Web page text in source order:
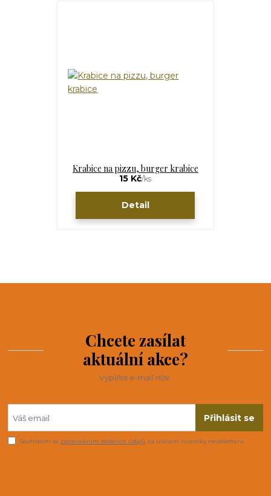
Krabice na pizzu, burger krabice
15 Kč/ks
Detail
Chcete zasílat
aktuální akce?
Vyplňte e-mail níže.
Přihlásit se
Souhlasím se zpracováním osobních údajů za účelem rozesílky newsletteru.